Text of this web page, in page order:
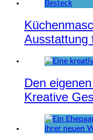
Ausstattung
Den
Kreative